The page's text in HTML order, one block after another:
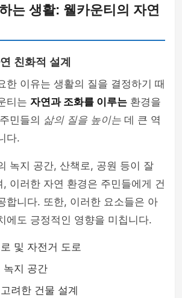
는 생활: 웰카운티의 자연
친화적 설계
한 이유는 생활의 질을 결정하기 때
티는 자연과 조화를 이루는 환경을
민들의 삶의 질을 높이는 데 큰 역
다.
녹지 공간, 산책로, 공원 등이 잘
, 이러한 자연 환경은 주민들에게 건
합니다. 또한, 이러한 요소들은 아
에도 긍정적인 영향을 미칩니다.
및 자전거 도로
녹지 공간
려한 건물 설계